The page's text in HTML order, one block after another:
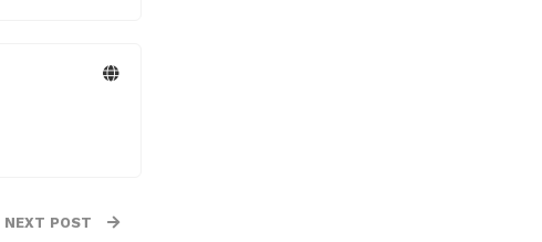
NEXT POST